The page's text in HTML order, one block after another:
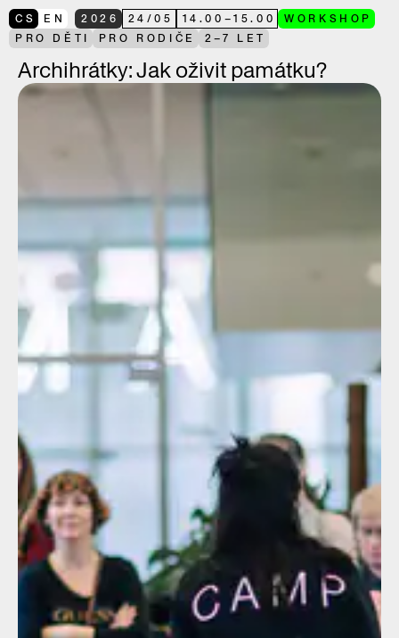
CS EN 2026 24 /05 14.00 –15.00
WORKSHOP
PRO DĚTI
PRO RODIČE 2–7 LET
Archihrátky: Jak oživit památku?